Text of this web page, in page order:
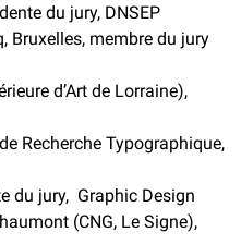
du jury, DNSEP
Bruxelles, membre du jury
d’Art de Lorraine),
Recherche Typographique,
du jury, Graphic Design
(CNG, Le Signe),